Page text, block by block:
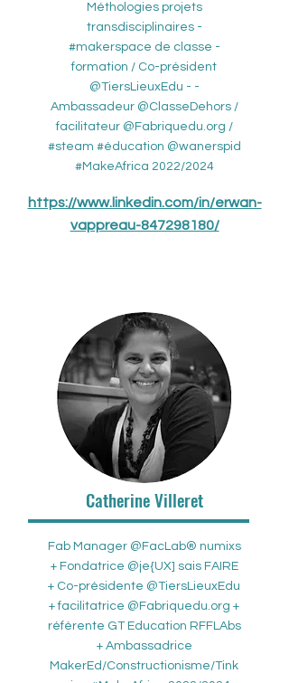
Méthologies projets
transdisciplinaires -
#makerspace de classe -
formation / Co-président
@TiersLieuxEdu - -
Ambassadeur @ClasseDehors /
facilitateur @Fabriquedu.org /
#steam #éducation @wanerspid
#MakeAfrica 2022/2024
https://www.linkedin.com/in/erwan-
vappreau-847298180/
Catherine Villeret
Fab Manager @FacLab® numixs
+ Fondatrice @je{UX] sais FAIRE
+ Co-présidente @TiersLieuxEdu
+ facilitatrice @Fabriquedu.org +
référente GT Education RFFLAbs
+ Ambassadrice
MakerEd/Constructionisme/Tink